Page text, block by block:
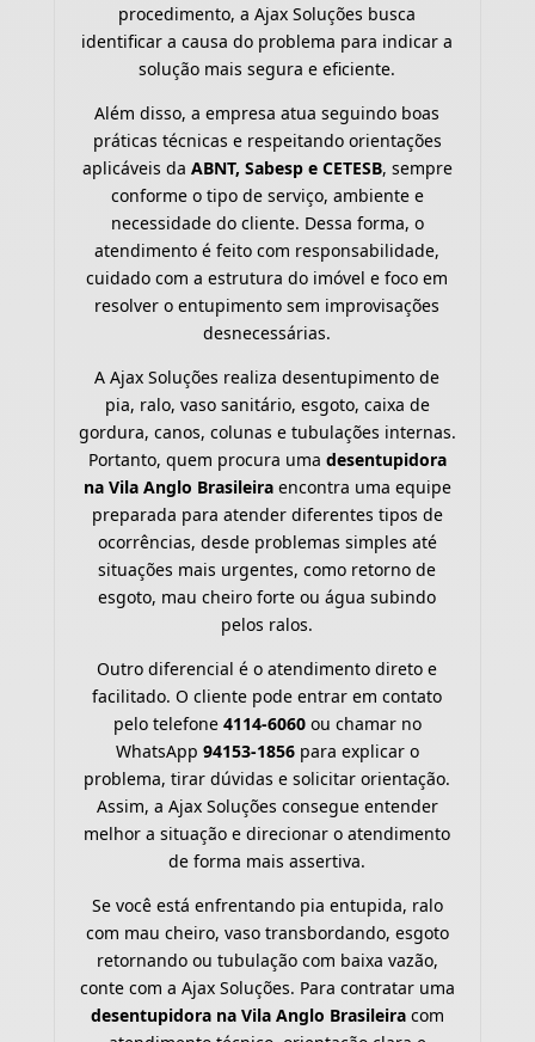
procedimento, a Ajax Soluções busca
identificar a causa do problema para indicar a
solução mais segura e eficiente.
Além disso, a empresa atua seguindo boas
práticas técnicas e respeitando orientações
aplicáveis da ABNT, Sabesp e CETESB, sempre
conforme o tipo de serviço, ambiente e
necessidade do cliente. Dessa forma, o
atendimento é feito com responsabilidade,
cuidado com a estrutura do imóvel e foco em
resolver o entupimento sem improvisações
desnecessárias.
A Ajax Soluções realiza desentupimento de
pia, ralo, vaso sanitário, esgoto, caixa de
gordura, canos, colunas e tubulações internas.
Portanto, quem procura uma desentupidora
na Vila Anglo Brasileiraencontra uma equipe
preparada para atender diferentes tipos de
ocorrências, desde problemas simples até
situações mais urgentes, como retorno de
esgoto, mau cheiro forte ou água subindo
pelos ralos.
Outro diferencial é o atendimento direto e
facilitado. O cliente pode entrar em contato
pelo telefone 4114-6060ou chamar no
WhatsApp 94153-1856para explicar o
problema, tirar dúvidas e solicitar orientação.
Assim, a Ajax Soluções consegue entender
melhor a situação e direcionar o atendimento
de forma mais assertiva.
Se você está enfrentando pia entupida, ralo
com mau cheiro, vaso transbordando, esgoto
retornando ou tubulação com baixa vazão,
conte com a Ajax Soluções. Para contratar uma
desentupidora na Vila Anglo Brasileiracom